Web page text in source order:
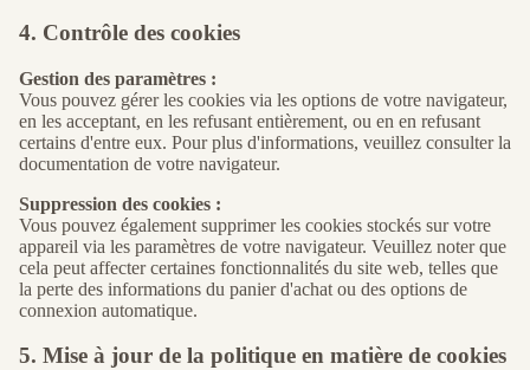
4. Contrôle des cookies
Gestion des paramètres :
Vous pouvez gérer les cookies via les options de votre navigateur,
en les acceptant, en les refusant entièrement, ou en en refusant
certains d'entre eux. Pour plus d'informations, veuillez consulter la
documentation de votre navigateur.
Suppression des cookies :
Vous pouvez également supprimer les cookies stockés sur votre
appareil via les paramètres de votre navigateur. Veuillez noter que
cela peut affecter certaines fonctionnalités du site web, telles que
la perte des informations du panier d'achat ou des options de
connexion automatique.
5. Mise à jour de la politique en matière de cookies